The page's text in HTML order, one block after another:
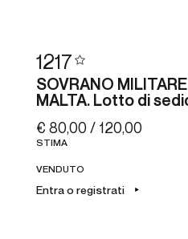
1217
SOVRANO MILITARE
MALTA. Lotto di
€ 80,00 / 120,00
STIMA
VENDUTO
Entra o registrati